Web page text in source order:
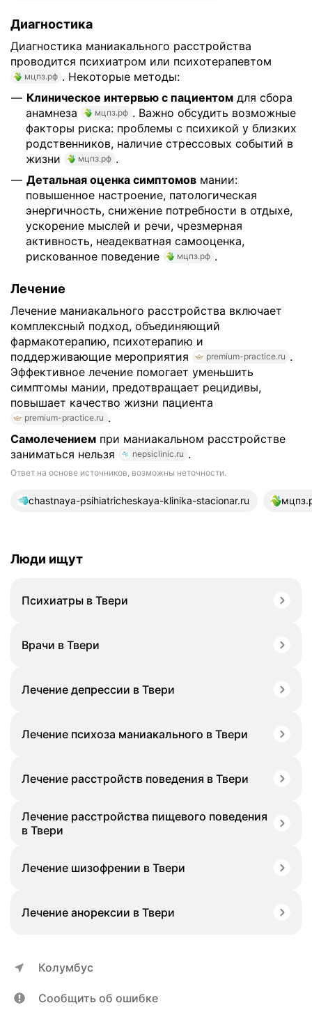
Диагностика
Диагностика маниакального расстройства
проводится психиатром или психотерапевтом
мцпз.рф . Некоторые методы:
Клиническое интервью с пациентом для сбора
анамнеза
мцпз.рф . Важно обсудить возможные
факторы риска: проблемы с психикой у близких
родственников, наличие стрессовых событий в
жизни
мцпз.рф .
Детальная оценка симптомов мании:
повышенное настроение, патологическая
энергичность, снижение потребности в отдыхе,
ускорение мыслей и речи, чрезмерная
активность, неадекватная самооценка,
рискованное поведение
мцпз.рф .
Лечение
Лечение маниакального расстройства включает
комплексный подход, объединяющий
фармакотерапию, психотерапию и
поддерживающие мероприятия
premium-practice.ru .
Эффективное лечение помогает уменьшить
симптомы мании, предотвращает рецидивы,
повышает качество жизни пациента
premium-practice.ru .
Самолечением при маниакальном расстройстве
заниматься нельзя
nepsiclinic.ru .
Ответ на основе источников, возможны неточности.
10 источников
chastnaya-psihiatricheskaya-klinika-stacionar.ru
Люди ищут
Психиатры в Твери
Врачи в Твери
Лечение депрессии в Твери
Лечение психоза маниакального в Твери
Лечение расстройств поведения в Твери
Лечение расстройства пищевого поведения
в Твери
Лечение шизофрении в Твери
Лечение анорексии в Твери
Колумбус
Сообщить об ошибке